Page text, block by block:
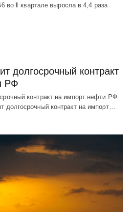
во ll квартале выросла в 4,4 раза
долгосрочный контракт
РФ
контракт на импорт нефти РФ
долгосрочный контракт на импорт…